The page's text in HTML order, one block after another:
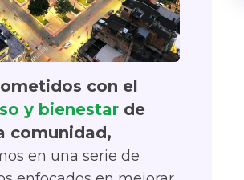
con el
y bienestar de
comunidad,
en una serie de